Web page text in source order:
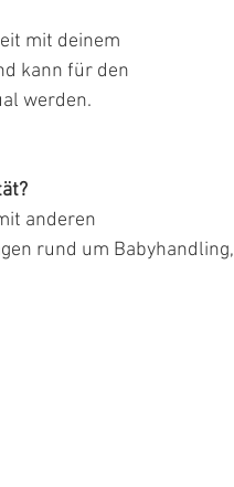
mit deinem
kann für den
werden.
anderen
rund um